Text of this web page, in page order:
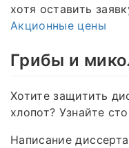
хотя оставить
Акционные цены
Грибы и
Хотите защитить
хлопот? Узнайте
Написание